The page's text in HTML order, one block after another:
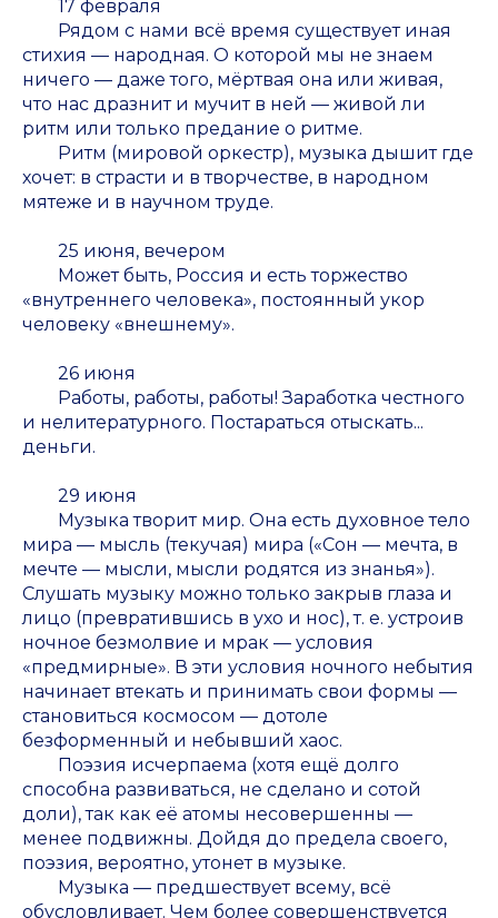
17 февраля
Рядом с нами всё время существует иная
стихия — народная. О которой мы не знаем
ничего — даже того, мёртвая она или живая,
что нас дразнит и мучит в ней — живой ли
ритм или только предание о ритме.
Ритм (мировой оркестр), музыка дышит где
хочет: в страсти и в творчестве, в народном
мятеже и в научном труде.
25 июня, вечером
Может быть, Россия и есть торжество
«внутреннего человека», постоянный укор
человеку «внешнему».
26 июня
Работы, работы, работы! Заработка честного
и нелитературного. Постараться отыскать...
деньги.
29 июня
Музыка творит мир. Она есть духовное тело
мира — мысль (текучая) мира («Сон — мечта, в
мечте — мысли, мысли родятся из знанья»).
Слушать музыку можно только закрыв глаза и
лицо (превратившись в ухо и нос), т. е. устроив
ночное безмолвие и мрак — условия
«предмирные». В эти условия ночного небытия
начинает втекать и принимать свои формы —
становиться космосом — дотоле
безформенный и небывший хаос.
Поэзия исчерпаема (хотя ещё долго
способна развиваться, не сделано и сотой
доли), так как её атомы несовершенны —
менее подвижны. Дойдя до предела своего,
поэзия, вероятно, утонет в музыке.
Музыка — предшествует всему, всё
обусловливает. Чем более совершенствуется